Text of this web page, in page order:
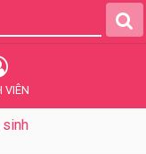
VIÊN
sinh